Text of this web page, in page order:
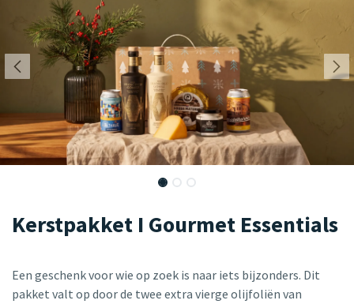
Kerstpakket I Gourmet Essentials
Een geschenk voor wie op zoek is naar iets bijzonders. Dit
pakket valt op door de twee extra vierge olijfoliën van